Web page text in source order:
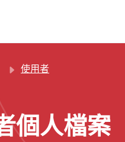
使用者
個人檔案